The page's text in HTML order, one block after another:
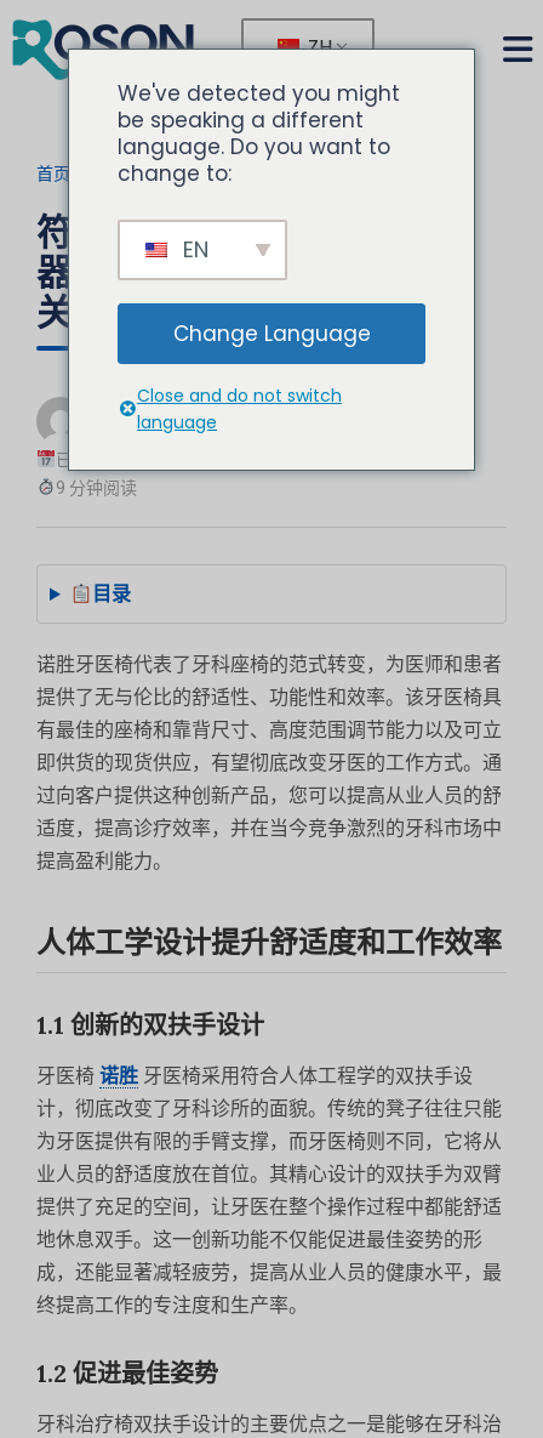
ZH
首页 博客>当前文章
符合人体工程学的椅旁牙科
器械是保证从业者舒适度的
关键吗？
诺胜
牙科设备专家
已更新：2025-08-26
9 分钟阅读
目录
诺胜牙医椅代表了牙科座椅的范式转变，为医师和患者
提供了无与伦比的舒适性、功能性和效率。该牙医椅具
有最佳的座椅和靠背尺寸、高度范围调节能力以及可立
即供货的现货供应，有望彻底改变牙医的工作方式。通
过向客户提供这种创新产品，您可以提高从业人员的舒
适度，提高诊疗效率，并在当今竞争激烈的牙科市场中
提高盈利能力。
人体工学设计提升舒适度和工作效率
1.1 创新的双扶手设计
牙医椅 诺胜 牙医椅采用符合人体工程学的双扶手设
计，彻底改变了牙科诊所的面貌。传统的凳子往往只能
为牙医提供有限的手臂支撑，而牙医椅则不同，它将从
业人员的舒适度放在首位。其精心设计的双扶手为双臂
提供了充足的空间，让牙医在整个操作过程中都能舒适
地休息双手。这一创新功能不仅能促进最佳姿势的形
成，还能显著减轻疲劳，提高从业人员的健康水平，最
终提高工作的专注度和生产率。
1.2 促进最佳姿势
牙科治疗椅双扶手设计的主要优点之一是能够在牙科治
We've detected you might
be speaking a different
language. Do you want to
change to:
EN
Change Language
Close and do not switch
language